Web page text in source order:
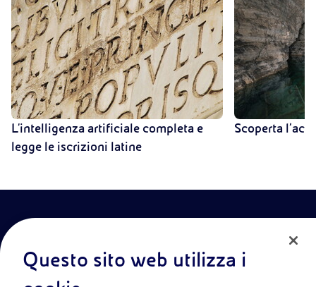
L'intelligenza artificiale completa e
legge le iscrizioni latine
Scoperta
Questo sito web utilizza i